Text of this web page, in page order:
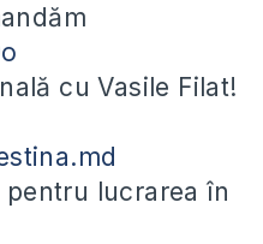
cu Vasile Filat!
lucrarea în